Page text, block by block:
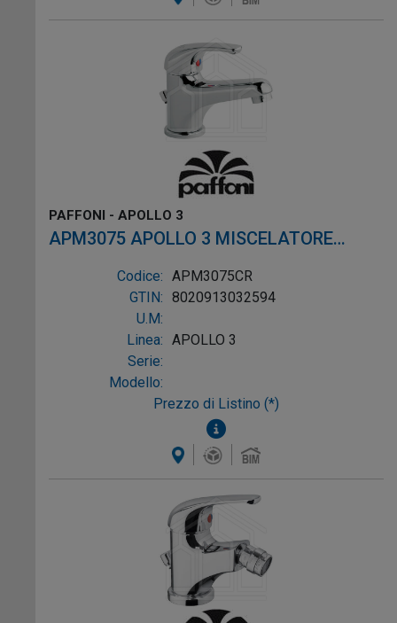
PAFFONI - APOLLO 3
APM3075 APOLLO 3 MISCELATORE
LAVABO SCARICO ø1.1/4" SENZA
ATTACCO CROMO
Codice: APM3075CR
GTIN: 8020913032594
U.M:
Linea: APOLLO 3
Serie:
Modello:
Prezzo di Listino (*)